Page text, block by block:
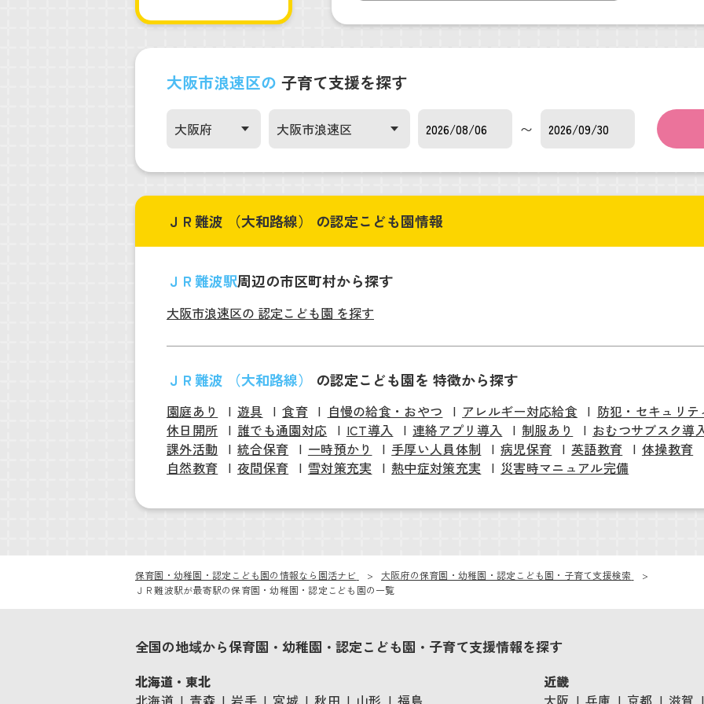
大阪市浪速区の 子育て支援を探す
〜
ＪＲ難波 （大和路線） の認定こども園情報
ＪＲ難波駅周辺の市区町村から探す
大阪市浪速区の 認定こども園 を探す
ＪＲ難波 （大和路線） の認定こども園を 特徴から探す
園庭あり 遊具 食育 自慢の給食・おやつ アレルギー対応給食
防犯・セキュリテ
休日開所
誰でも通園対応 ICT導入 連絡アプリ導入 制服あり
おむつサブスク導
課外活動
統合保育 一時預かり 手厚い人員体制 病児保育 英語教育
体操教育
自然教育
夜間保育 雪対策充実 熱中症対策充実 災害時マニュアル完備
保育園・幼稚園・認定こども園の情報なら園活ナビ
大阪府の保育園・幼稚園・認定こども園・子育て支援検索
ＪＲ難波駅が最寄駅の保育園・幼稚園・認定こども園の一覧
全国の地域から保育園・幼稚園・認定こども園・子育て支援情報を探す
北海道・東北
北海道
青森 岩手 宮城 秋田 山形 福島
近畿
大阪
兵庫 京都 滋賀